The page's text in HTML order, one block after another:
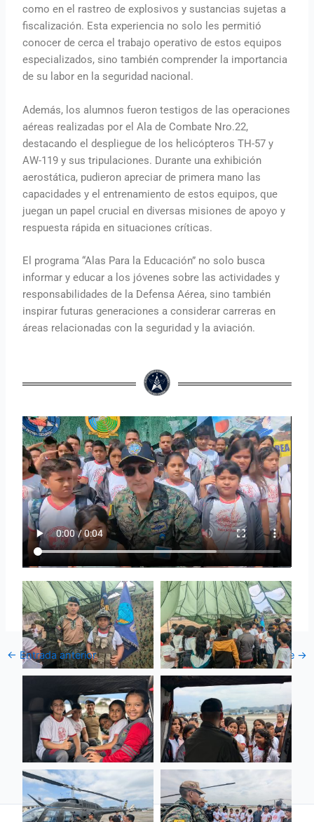
como en el rastreo de explosivos y sustancias sujetas a
fiscalización. Esta experiencia no solo les permitió
conocer de cerca el trabajo operativo de estos equipos
especializados, sino también comprender la importancia
de su labor en la seguridad nacional.
Además, los alumnos fueron testigos de las operaciones
aéreas realizadas por el Ala de Combate Nro.22,
destacando el despliegue de los helicópteros TH-57 y
AW-119 y sus tripulaciones. Durante una exhibición
aerostática, pudieron apreciar de primera mano las
capacidades y el entrenamiento de estos equipos, que
juegan un papel crucial en diversas misiones de apoyo y
respuesta rápida en situaciones críticas.
El programa “Alas Para la Educación” no solo busca
informar y educar a los jóvenes sobre las actividades y
responsabilidades de la Defensa Aérea, sino también
inspirar futuras generaciones a considerar carreras en
áreas relacionadas con la seguridad y la aviación.
← Entrada anterior Entrada siguiente →